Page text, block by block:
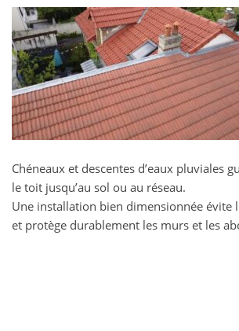
Chéneaux et descentes d’eaux pluviales
le toit jusqu’au sol ou au réseau.
Une installation bien dimensionnée évite
et protège durablement les murs et les